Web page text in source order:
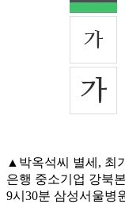
▲박옥석씨 별세, 최
은행 중소기업 강북
9시30분 삼성서울병